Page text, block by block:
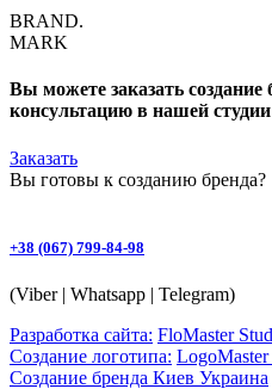
BRAND.
MARK
Вы можете заказать создание
консультацию в нашей студии
Заказать
Вы готовы к созданию бренда?
+38 (067) 799-84-98
(Viber | Whatsapp | Telegram)
Разработка сайта: FloMaster
Создание логотипа:
Создание бренда Киев Украина